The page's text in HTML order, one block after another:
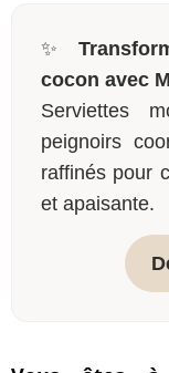
✨
cocon avec
Serviettes
peignoirs
raffinés pour
et apaisante.